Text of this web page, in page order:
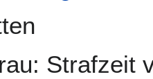
Strafzeit